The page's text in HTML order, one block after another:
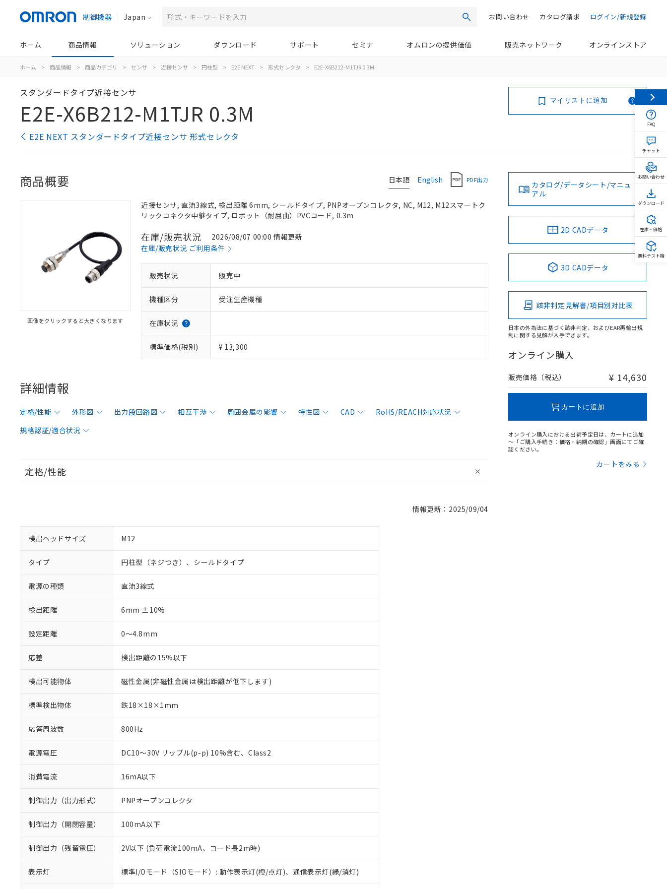
制御機器 Japan 検索 ログイン/新規登録
カタログ請求
お問い合わせ
ホーム 商品情報 ソリューション ダウンロード サポート セミナ オムロンの提供価値 販売ネットワーク オンラインストア
ホーム > 商品情報 > 商品カテゴリ > センサ > 近接センサ > 円柱型 > E2E NEXT > 形式セレクタ > E2E-X6B212-M1TJR 0.3M
スタンダードタイプ近接センサ
E2E-X6B212-M1TJR 0.3M
E2E NEXT スタンダードタイプ近接センサ 形式セレクタ
マイリストに追加
日本語 English PDF出力
商品概要
画像をクリックすると大きくなります
近接センサ, 直流3線式, 検出距離 6mm, シールドタイプ, PNPオープンコレクタ, NC, M12, M12スマートク
リックコネクタ中継タイプ, ロボット（耐屈曲）PVCコード, 0.3m
在庫/販売状況
2026/08/07 00:00 情報更新
在庫/販売状況 ご利用条件
販売状況 販売中
機種区分 受注生産機種
在庫状況
標準価格(税別) ¥ 13,300
詳細情報
定格/性能 外形図 出力段回路図 相互干渉 周囲金属の影響 特性図 CAD
RoHS/REACH対応状況
規格認証/適合状況
定格/性能
情報更新：2025/09/04
検出ヘッドサイズ M12
タイプ 円柱型（ネジつき）、シールドタイプ
電源の種類 直流3線式
検出距離 6mm ±10%
設定距離 0～4.8mm
応差 検出距離の15%以下
検出可能物体 磁性金属(非磁性金属は検出距離が低下します)
標準検出物体 鉄18×18×1mm
応答周波数 800Hz
電源電圧 DC10～30V リップル(p-p) 10%含む、Class2
消費電流 16mA以下
制御出力（出力形式） PNPオープンコレクタ
制御出力（開閉容量） 100mA以下
制御出力（残留電圧） 2V以下 (負荷電流100mA、コード長2m時)
表示灯 標準I/Oモード（SIOモード）: 動作表示灯(橙/点灯)、通信表示灯(緑/消灯)
カタログ/データシート/マニュ
アル
2D CADデータ
3D CADデータ
該非判定見解書/項目別対比表
日本の外為法に基づく該非判定、およびEAR再輸出規
制に関する見解が入手できます。
オンライン購入
販売価格（税込） ¥ 14,630
カートに追加
オンライン購入における出荷予定日は、カートに追加
～「ご購入手続き：価格・納期の確認」画面にてご確
認ください。
カートをみる
※1 対応状況
対応済み：EU RoHS指令（10物質）の非含有に対応した製品が提供可能な商品です。
対応予定：EU RoHS指令（10物質）の非含有に対応した製品に切り替える予定のある商品です。
FAQ
チャット
お問い合わせ
ダウンロード
在庫・価格
無料テスト機